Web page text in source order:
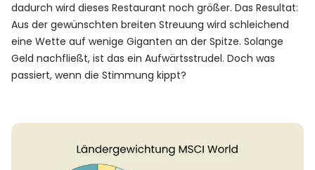
dadurch wird dieses Restaurant noch größer. Das Resultat:
Aus der gewünschten breiten Streuung wird schleichend
eine Wette auf wenige Giganten an der Spitze. Solange
Geld nachfließt, ist das ein Aufwärtsstrudel. Doch was
passiert, wenn die Stimmung kippt?